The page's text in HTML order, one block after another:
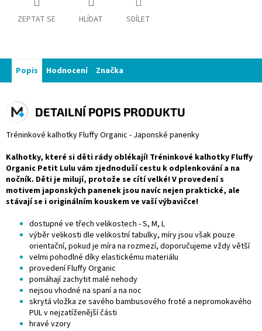
ZEPTAT SE HLÍDAT SDÍLET
Popis Hodnocení Značka
DETAILNÍ POPIS PRODUKTU
Tréninkové kalhotky Fluffy Organic - Japonské panenky
Kalhotky, které si děti rády oblékají! Tréninkové kalhotky Fluffy
Organic Petit Lulu vám zjednoduší cestu k odplenkování a na
nočník. Děti je milují, protože se cítí velké! V provedení s
motivem japonských panenek jsou navíc nejen praktické, ale
stávají se i originálním kouskem ve vaší výbavičce!
dostupné ve třech velikostech - S, M, L
výběr velikosti dle velikostní tabulky, míry jsou však pouze
orientační, pokud je míra na rozmezí, doporučujeme vždy větší
velmi pohodlné díky elastickému materiálu
provedení Fluffy Organic
pomáhají zachytit malé nehody
nejsou vhodné na spaní a na noc
skrytá vložka ze savého bambusového froté a nepromokavého
PUL v nejzatíženější části
hravé vzory